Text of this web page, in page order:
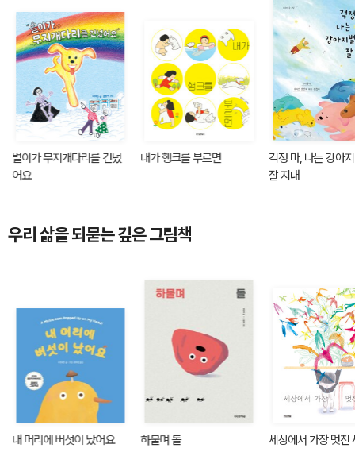
별이가 무지개다리를 건넜
어요
내가 행크를 부르면
걱정 마, 나는 강아
잘 지내
우리 삶을 되묻는 깊은 그림책
내 머리에 버섯이 났어요 하물며 돌 세상에서 가장 멋진